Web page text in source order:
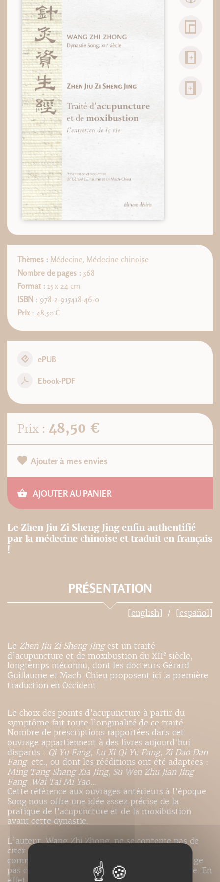
Thèmes : Médecine, Médecine chinoise
Nombre de pages : 368
Format : 15 x 24 cm
ISBN : 978-2-915418-46-0
Prix: 48,50 €
ePUB
Ebook-PDF
Prix : 48,50 €
Ajouter à mes envies
AJOUTER AU PANIER
Le Zhen Jiu Zi Sheng Jing enfin authentifié
par la médecine chinoise et traduit en français
!
PRÉSENTATION
[english] [español]
Le Zhen Jiu Zi Sheng Jingest un traité
d’acupuncture et de moxibustion du XIIe siècle,
longtemps méconnu, dont les docteurs Gérard
Guillaume et Mach-Chieu proposent ici la première
traduction en Occident.
Le choix des points d’acupuncture à partir du
symptôme fait toute l’originalité de ce traité.
Nombre de prescriptions rapportées dans cet
ouvrage appartiennent à des livres aujourd'hui
disparus : Qi Yu Fang, Lu Xi Qi Yu Fang, Zi Dao Dan
Fang, etc., ou dont les rééditions ont été adaptées :
Ming Tang Shang Xia Jing, Su Wen Zhu Jian Jing
Fang, Wai Tai Mi Yao...
Cette référence aux ouvrages antérieurs à l’époque
Song nous offre une idée assez précise de la
pratique de l’acupuncture et de la moxibustion
avant cette dynastie.
L’auteur, Wang Zhi Zhong, ne se contente pas de
citer ces ouvrages, il les assortit de ses propres
commentaires, récusant des données qu’il ne juge
pas conformes à son expérience et qu’il explicite. En